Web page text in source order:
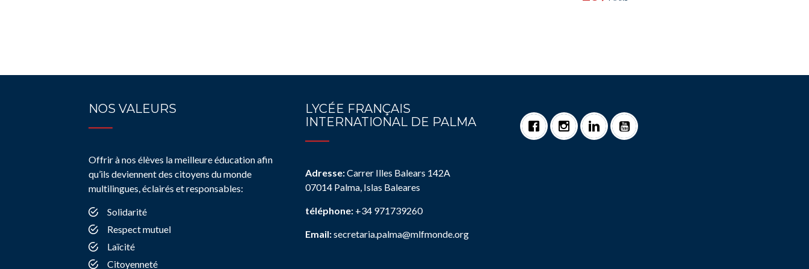
NOS VALEURS
Offrir à nos élèves la meilleure éducation afin
qu’ils deviennent des citoyens du monde
multilingues, éclairés et responsables:
Solidarité
Respect mutuel
Laïcité
Citoyenneté
LYCÉE FRANÇAIS
INTERNATIONAL DE PALMA
Adresse:Carrer Illes Balears 142A
07014 Palma, Islas Baleares
téléphone: +34 971739260
Email:secretaria.palma@mlfmonde.org